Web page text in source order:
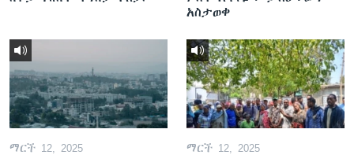
አስታወቀ
ማርች 12, 2025 ማርች 12, 2025